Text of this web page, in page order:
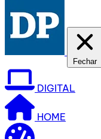
Fechar
DIGITAL
HOME